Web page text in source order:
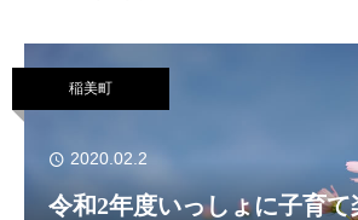
稲美町
2020.02.2
令和2年度いっしょに子育て